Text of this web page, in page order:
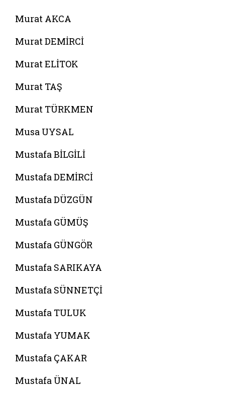
Murat AKCA
Murat DEMİRCİ
Murat ELİTOK
Murat TAŞ
Murat TÜRKMEN
Musa UYSAL
Mustafa BİLGİLİ
Mustafa DEMİRCİ
Mustafa DÜZGÜN
Mustafa GÜMÜŞ
Mustafa GÜNGÖR
Mustafa SARIKAYA
Mustafa SÜNNETÇİ
Mustafa TULUK
Mustafa YUMAK
Mustafa ÇAKAR
Mustafa ÜNAL